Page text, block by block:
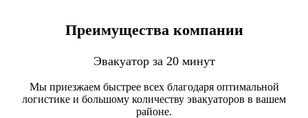
Преимущества компании
Эвакуатор за 20 минут
Мы приезжаем быстрее всех благодаря оптимальной
логистике и большому количеству эвакуаторов в вашем
районе.